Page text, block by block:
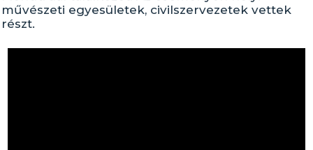
művészeti egyesületek, civilszervezetek vettek
részt.